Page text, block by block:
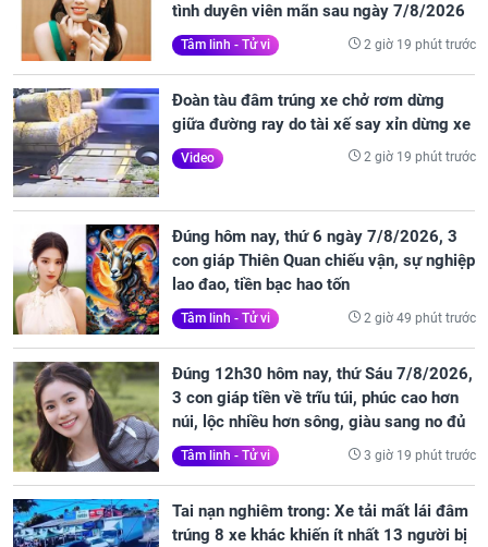
tình duyên viên mãn sau ngày 7/8/2026
Tâm linh - Tử vi 2 giờ 19 phút trước
Đoàn tàu đâm trúng xe chở rơm dừng
giữa đường ray do tài xế say xỉn dừng xe
Video 2 giờ 19 phút trước
Đúng hôm nay, thứ 6 ngày 7/8/2026, 3
con giáp Thiên Quan chiếu vận, sự nghiệp
lao đao, tiền bạc hao tốn
Tâm linh - Tử vi 2 giờ 49 phút trước
Đúng 12h30 hôm nay, thứ Sáu 7/8/2026,
3 con giáp tiền về trĩu túi, phúc cao hơn
núi, lộc nhiều hơn sông, giàu sang no đủ
Tâm linh - Tử vi 3 giờ 19 phút trước
Tai nạn nghiêm trong: Xe tải mất lái đâm
trúng 8 xe khác khiến ít nhất 13 người bị